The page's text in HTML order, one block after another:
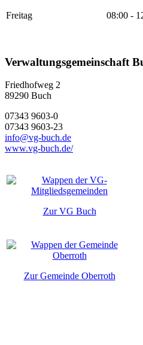
Freitag 08:00 -
Verwaltungsgemeinschaft
Friedhofweg 2
89290 Buch
07343 9603-0
07343 9603-23
info@vg-buch.de
www.vg-buch.de/
Zur VG Buch
Zur Gemeinde Oberroth